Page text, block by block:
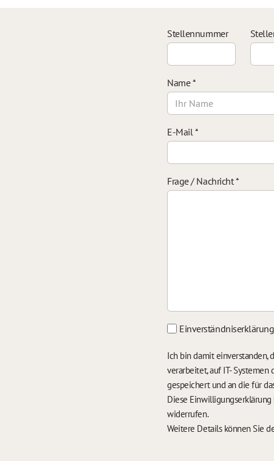
Stellennummer
Name*
E-Mail*
Frage / Nachricht*
Ich bin damit einverstanden,
verarbeitet, auf IT-
gespeichert und an die für
Diese
widerrufen.
Weitere Details können Sie